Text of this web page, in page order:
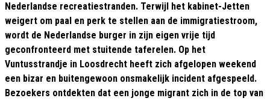
Nederlandse recreatiestranden. Terwijl het kabinet-Jetten
weigert om paal en perk te stellen aan de immigratiestroom,
wordt de Nederlandse burger in zijn eigen vrije tijd
geconfronteerd met stuitende taferelen. Op het
Vuntusstrandje in Loosdrecht heeft zich afgelopen weekend
een bizar en buitengewoon onsmakelijk incident afgespeeld.
Bezoekers ontdekten dat een jonge migrant zich in de top van